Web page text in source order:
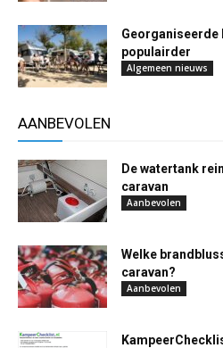
Georganiseerde
populairder
Algemeen nieuws
AANBEVOLEN
De watertank
caravan
Aanbevolen
Welke
caravan?
Aanbevolen